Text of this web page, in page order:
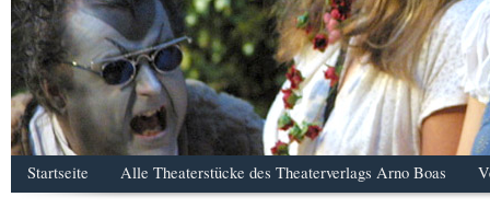
Startseite Alle Theaterstücke des Theaterverlags Arno Boas